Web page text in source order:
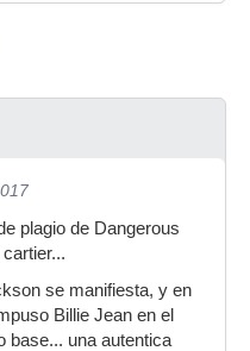
plagio de Dangerous
se manifiesta, y en
Billie Jean en el
base... una autentica